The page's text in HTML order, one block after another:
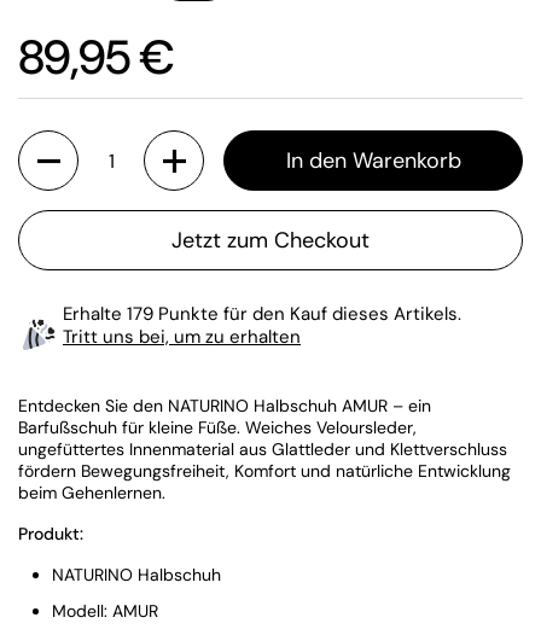
Preis:
89,95 €
Anzahl
In den Warenkorb
Jetzt zum Checkout
Erhalte 179 Punkte für den Kauf dieses Artikels.
Tritt uns bei, um zu erhalten
Entdecken Sie den NATURINO Halbschuh AMUR – ein
Barfußschuh für kleine Füße. Weiches Veloursleder,
ungefüttertes Innenmaterial aus Glattleder und Klettverschluss
fördern Bewegungsfreiheit, Komfort und natürliche Entwicklung
beim Gehenlernen.
Produkt:
NATURINO Halbschuh
Modell: AMUR